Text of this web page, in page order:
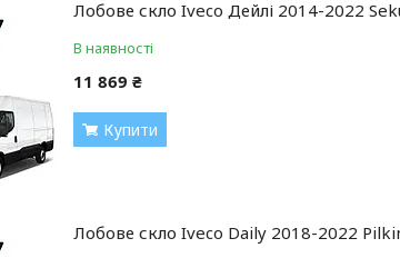
Лобове скло Iveco Дейлі 2014-2022
В наявності
11 869 ₴
Купити
Лобове скло Iveco Daily 2018-2022